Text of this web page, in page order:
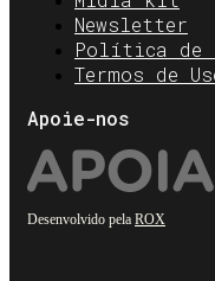
Newsletter
Política de
Termos de
Apoie-nos
Desenvolvido pela ROX